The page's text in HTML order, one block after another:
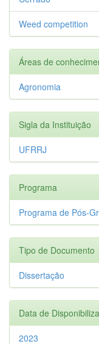
Weed competition
Áreas de
Agronomia
Sigla da Instituição
UFRRJ
Programa
Programa de Pós-
Tipo de Documento
Dissertação
Data de
2023